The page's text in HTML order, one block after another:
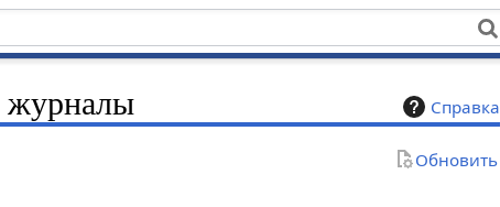
Справка
журналы
Обновить